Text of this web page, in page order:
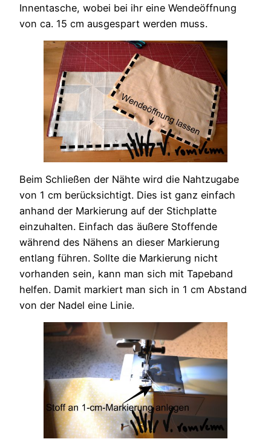
Innentasche, wobei bei ihr eine Wendeöffnung
von ca. 15 cm ausgespart werden muss.
Beim Schließen der Nähte wird die Nahtzugabe
von 1 cm berücksichtigt. Dies ist ganz einfach
anhand der Markierung auf der Stichplatte
einzuhalten. Einfach das äußere Stoffende
während des Nähens an dieser Markierung
entlang führen. Sollte die Markierung nicht
vorhanden sein, kann man sich mit Tapeband
helfen. Damit markiert man sich in 1 cm Abstand
von der Nadel eine Linie.